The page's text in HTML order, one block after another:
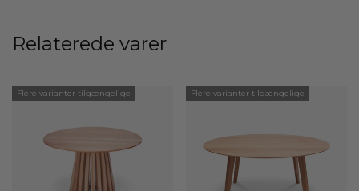
Relaterede varer
Flere varianter tilgængelige Flere varianter tilgængelige